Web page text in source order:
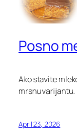
Posno
Ako stavite
mrsnu varijantu.
April 23, 2026